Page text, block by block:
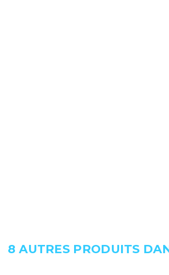
8 AUTRES PRODUITS